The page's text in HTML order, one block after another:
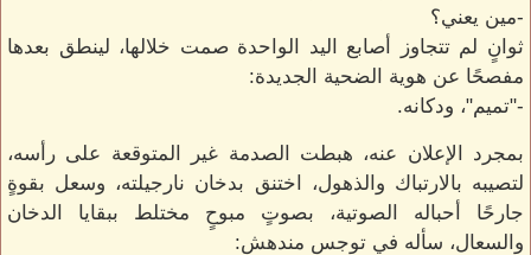
-مين يعني؟
ثوانٍ لم تتجاوز أصابع اليد الواحدة صمت خلالها، لينطق بعدها
مفصحًا عن هوية الضحية الجديدة:
-"تميم"، ودكانه.
بمجرد الإعلان عنه، هبطت الصدمة غير المتوقعة على رأسه،
لتصيبه بالارتباك والذهول، اختنق بدخان نارجيلته، وسعل بقوةٍ
جارحًا أحباله الصوتية، بصوتٍ مبوحٍ مختلط ببقايا الدخان
والسعال، سأله في توجسٍ مندهش: